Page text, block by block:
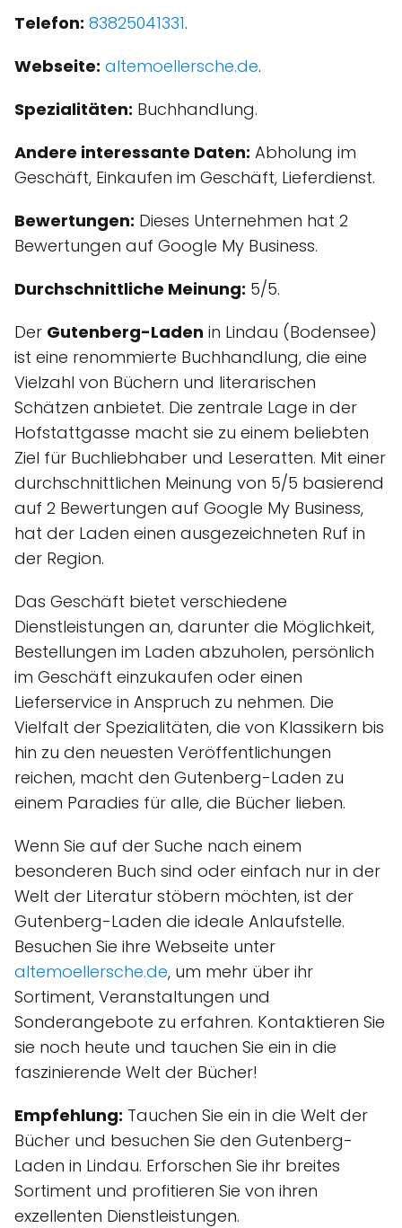
Telefon: 83825041331.
Webseite: altemoellersche.de.
Spezialitäten: Buchhandlung.
Andere interessante Daten: Abholung im
Geschäft, Einkaufen im Geschäft, Lieferdienst.
Bewertungen: Dieses Unternehmen hat 2
Bewertungen auf Google My Business.
Durchschnittliche Meinung: 5/5.
Der Gutenberg-Laden in Lindau (Bodensee)
ist eine renommierte Buchhandlung, die eine
Vielzahl von Büchern und literarischen
Schätzen anbietet. Die zentrale Lage in der
Hofstattgasse macht sie zu einem beliebten
Ziel für Buchliebhaber und Leseratten. Mit einer
durchschnittlichen Meinung von 5/5 basierend
auf 2 Bewertungen auf Google My Business,
hat der Laden einen ausgezeichneten Ruf in
der Region.
Das Geschäft bietet verschiedene
Dienstleistungen an, darunter die Möglichkeit,
Bestellungen im Laden abzuholen, persönlich
im Geschäft einzukaufen oder einen
Lieferservice in Anspruch zu nehmen. Die
Vielfalt der Spezialitäten, die von Klassikern bis
hin zu den neuesten Veröffentlichungen
reichen, macht den Gutenberg-Laden zu
einem Paradies für alle, die Bücher lieben.
Wenn Sie auf der Suche nach einem
besonderen Buch sind oder einfach nur in der
Welt der Literatur stöbern möchten, ist der
Gutenberg-Laden die ideale Anlaufstelle.
Besuchen Sie ihre Webseite unter
altemoellersche.de, um mehr über ihr
Sortiment, Veranstaltungen und
Sonderangebote zu erfahren. Kontaktieren Sie
sie noch heute und tauchen Sie ein in die
faszinierende Welt der Bücher!
Empfehlung: Tauchen Sie ein in die Welt der
Bücher und besuchen Sie den Gutenberg-
Laden in Lindau. Erforschen Sie ihr breites
Sortiment und profitieren Sie von ihren
exzellenten Dienstleistungen.